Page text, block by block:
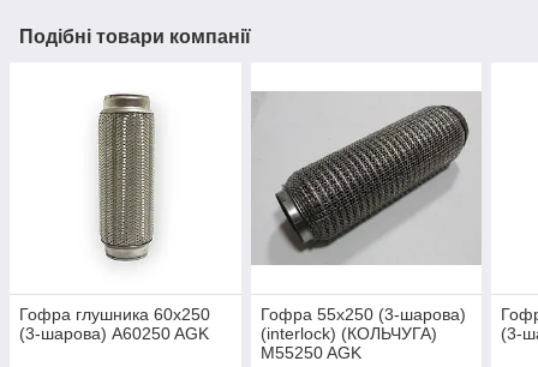
Подібні товари компанії
Гофра глушника 60х250
(3-шарова) A60250 AGK
Гофра 55х250 (3-шарова)
(interlock) (КОЛЬЧУГА)
M55250 AGK
(3-